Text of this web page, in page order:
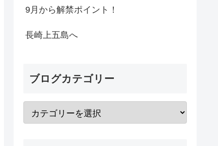
9月から解禁ポイント！
長崎上五島へ
ブログカテゴリー